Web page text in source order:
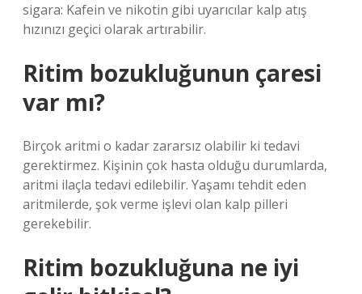
sigara: Kafein ve nikotin gibi uyarıcılar kalp atış
hızınızı geçici olarak artırabilir.
Ritim bozukluğunun çaresi
var mı?
Birçok aritmi o kadar zararsız olabilir ki tedavi
gerektirmez. Kişinin çok hasta olduğu durumlarda,
aritmi ilaçla tedavi edilebilir. Yaşamı tehdit eden
aritmilerde, şok verme işlevi olan kalp pilleri
gerekebilir.
Ritim bozukluğuna ne iyi